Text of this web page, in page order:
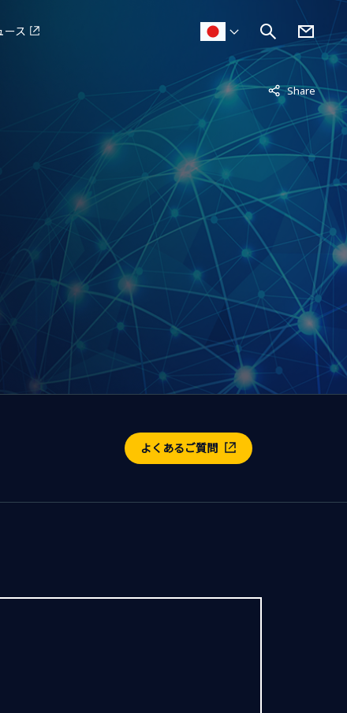
ース
Share
非表示中
よくあるご質問